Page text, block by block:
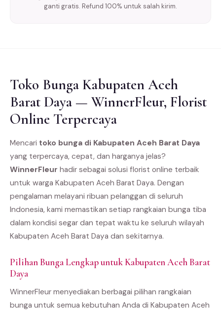
ganti gratis. Refund 100% untuk salah kirim.
Toko Bunga Kabupaten Aceh
Barat Daya — WinnerFleur, Florist
Online Terpercaya
Mencari toko bunga di Kabupaten Aceh Barat Daya
yang terpercaya, cepat, dan harganya jelas?
WinnerFleur hadir sebagai solusi florist online terbaik
untuk warga Kabupaten Aceh Barat Daya. Dengan
pengalaman melayani ribuan pelanggan di seluruh
Indonesia, kami memastikan setiap rangkaian bunga tiba
dalam kondisi segar dan tepat waktu ke seluruh wilayah
Kabupaten Aceh Barat Daya dan sekitarnya.
Pilihan Bunga Lengkap untuk Kabupaten Aceh Barat
Daya
WinnerFleur menyediakan berbagai pilihan rangkaian
bunga untuk semua kebutuhan Anda di Kabupaten Aceh